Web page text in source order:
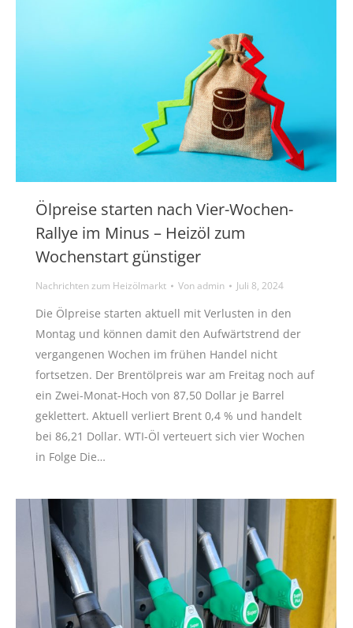
Ölpreise starten nach Vier-Wochen-
Rallye im Minus – Heizöl zum
Wochenstart günstiger
Nachrichten zum Heizölmarkt Vonadmin Juli 8, 2024
Die Ölpreise starten aktuell mit Verlusten in den
Montag und können damit den Aufwärtstrend der
vergangenen Wochen im frühen Handel nicht
fortsetzen. Der Brentölpreis war am Freitag noch auf
ein Zwei-Monat-Hoch von 87,50 Dollar je Barrel
geklettert. Aktuell verliert Brent 0,4 % und handelt
bei 86,21 Dollar. WTI-Öl verteuert sich vier Wochen
in Folge Die…